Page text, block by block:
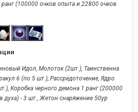
(100000 очков опыта и 22800 очков
Идол, Молоток (2шт.), Таинственна
6 (по 5 шт.), Рассредоточение, Ядро
Коробка черного демона 1 ранг (200000
духа) - 3 шт., Жетон снаряжение 50ур